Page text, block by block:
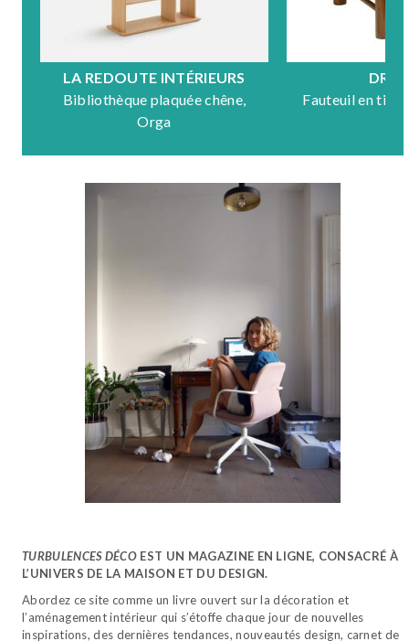
LA REDOUTE INTÉRIEURS
Bibliothèque plaquée chêne,
Orga
Fauteuil en
TURBULENCES DÉCO EST UN MAGAZINE EN LIGNE, CONSACRÉ À
L’UNIVERS DE LA MAISON ET DU DESIGN.
Abordez ce site comme un livre ouvert sur la décoration et
l’aménagement intérieur qui s’étoffe chaque jour de nouvelles
inspirations, des dernières tendances, nouveautés design, carnet de